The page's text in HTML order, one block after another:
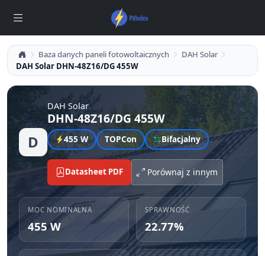
Baza danych paneli fotowoltaicznych
DAH Solar
DAH Solar DHN-48Z16/DG 455W
D
DAH Solar
DHN-48Z16/DG 455W
455 W TOPCon Bifacjalny
Datasheet PDF Porównaj z innym
MOC NOMINALNA
455 W
SPRAWNOŚĆ
22.77%